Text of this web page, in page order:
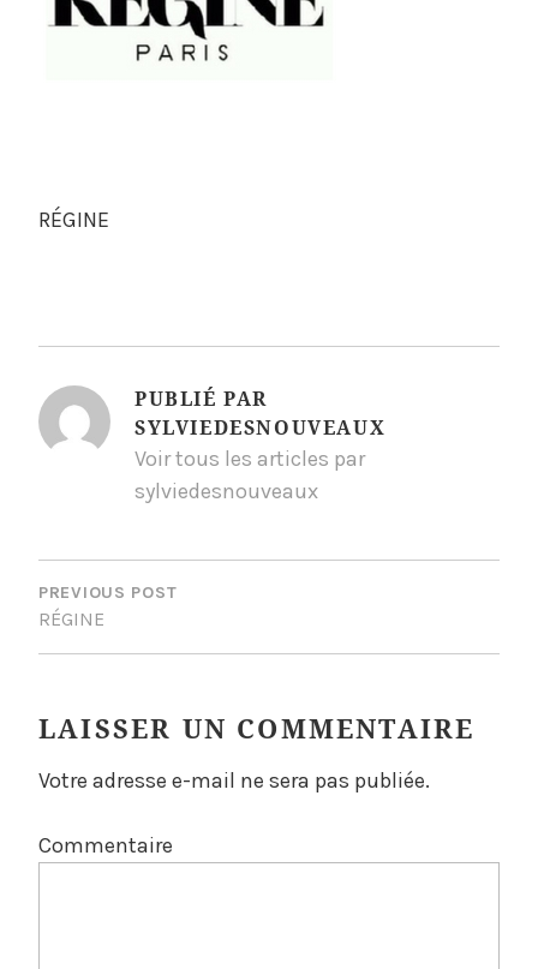
RÉGINE
PUBLIÉ PAR
SYLVIEDESNOUVEAUX
Voir tous les articles par
sylviedesnouveaux
NAVIGATION
DE
L’ARTICLE
PREVIOUS POST
RÉGINE
LAISSER UN COMMENTAIRE
Votre adresse e-mail ne sera pas publiée.
Commentaire